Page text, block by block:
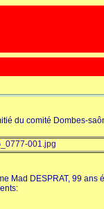
du comité Dombes-
Mad DESPRAT, 99 ans